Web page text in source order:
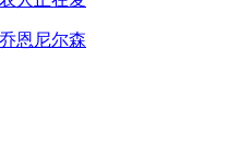
恩尼尔森